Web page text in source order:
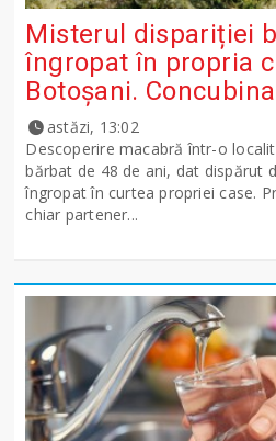
Misterul dispariției
îngropat în propria
Botoșani.
astăzi, 13:02
Descoperire macabră într-o
bărbat de 48 de ani, dat dispărut
îngropat în curtea propriei case.
chiar partener...